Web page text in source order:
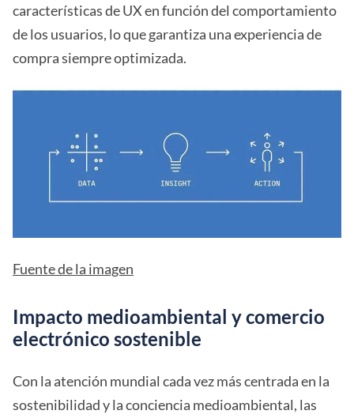
características de UX en función del comportamiento
de los usuarios, lo que garantiza una experiencia de
compra siempre optimizada.
Fuente de la imagen
Impacto medioambiental y comercio
electrónico sostenible
Con la atención mundial cada vez más centrada en la
sostenibilidad y la conciencia medioambiental, las